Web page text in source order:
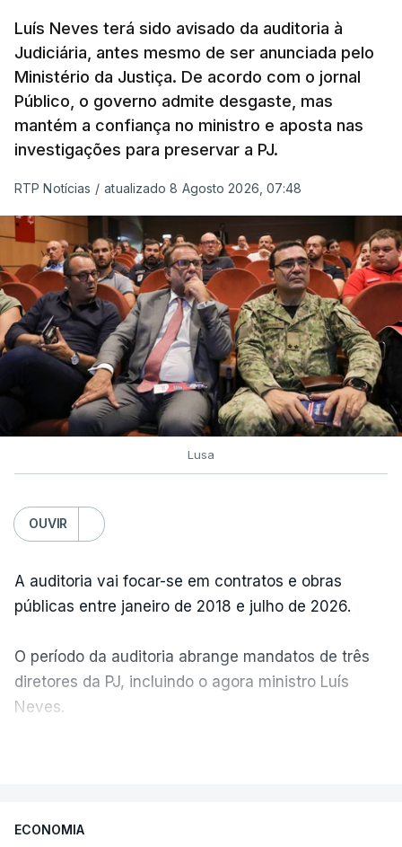
Luís Neves terá sido avisado da auditoria à
Judiciária, antes mesmo de ser anunciada pelo
Ministério da Justiça. De acordo com o jornal
Público, o governo admite desgaste, mas
mantém a confiança no ministro e aposta nas
investigações para preservar a PJ.
RTP Notícias / atualizado 8 Agosto 2026, 07:48
Lusa
OUVIR
A auditoria vai focar-se em contratos e obras
públicas entre janeiro de 2018 e julho de 2026.
O período da auditoria abrange mandatos de três
diretores da PJ, incluindo o agora ministro Luís
Neves.
Não há prazos fixados para a conclusão desta
ECONOMIA